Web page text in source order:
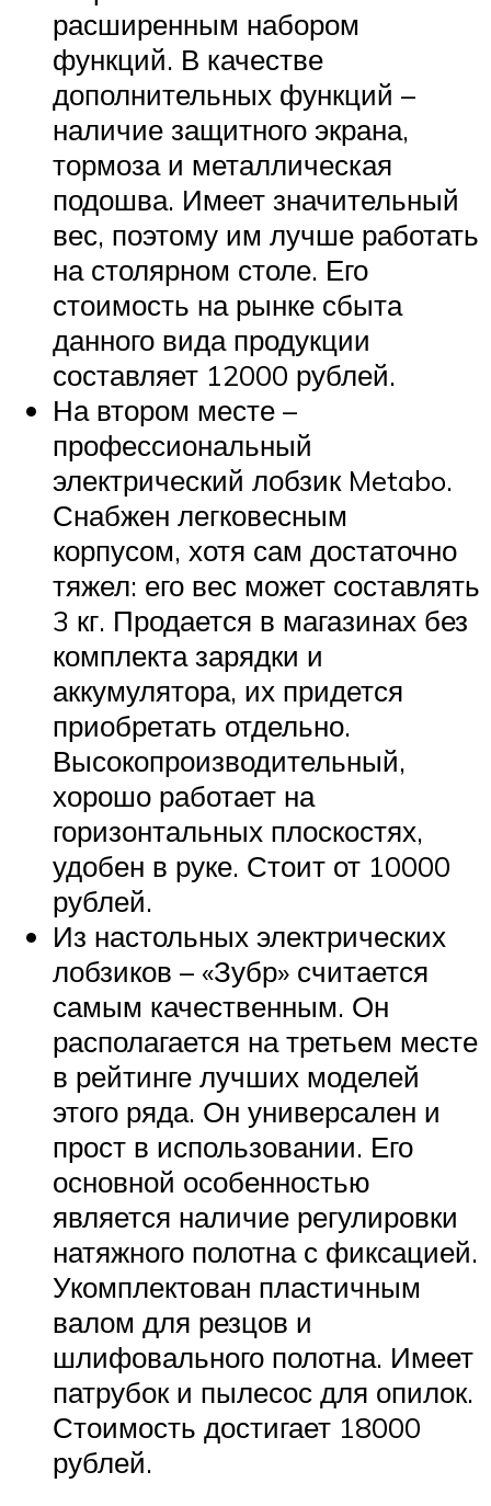
расширенным набором
функций. В качестве
дополнительных функций –
наличие защитного экрана,
тормоза и металлическая
подошва. Имеет значительный
вес, поэтому им лучше работать
на столярном столе. Его
стоимость на рынке сбыта
данного вида продукции
составляет 12000 рублей.
На втором месте –
профессиональный
электрический лобзик Metabo.
Снабжен легковесным
корпусом, хотя сам достаточно
тяжел: его вес может составлять
3 кг. Продается в магазинах без
комплекта зарядки и
аккумулятора, их придется
приобретать отдельно.
Высокопроизводительный,
хорошо работает на
горизонтальных плоскостях,
удобен в руке. Стоит от 10000
рублей.
Из настольных электрических
лобзиков – «Зубр» считается
самым качественным. Он
располагается на третьем месте
в рейтинге лучших моделей
этого ряда. Он универсален и
прост в использовании. Его
основной особенностью
является наличие регулировки
натяжного полотна с фиксацией.
Укомплектован пластичным
валом для резцов и
шлифовального полотна. Имеет
патрубок и пылесос для опилок.
Стоимость достигает 18000
рублей.